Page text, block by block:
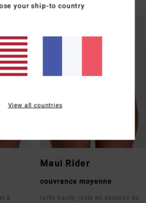
à
Maui Rider
couvrance moyenne
taille haute, juste en dessous du
your ship-to country
View all countries